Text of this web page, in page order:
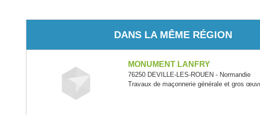
DANS LA MÊME RÉGION
MONUMENT LANFRY
76250 DEVILLE-LES-ROUEN - Normandie
Travaux de maçonnerie générale et gros